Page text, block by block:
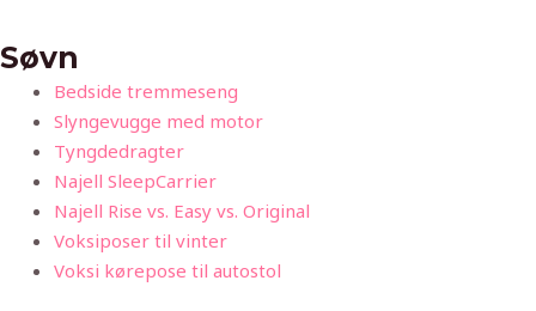
Søvn
Bedside tremmeseng
Slyngevugge med motor
Tyngdedragter
Najell SleepCarrier
Najell Rise vs. Easy vs. Original
Voksiposer til vinter
Voksi kørepose til autostol